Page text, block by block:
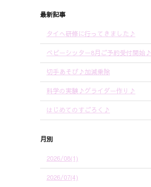
最新記事
タイへ研修に行ってきました♪
ベビーシッター8月ご予約受付開始♪
切手あそび♪加減乗除
科学の実験♪グライダー作り♪
はじめてのすごろく♪
月別
2026/08(1)
2026/07(4)